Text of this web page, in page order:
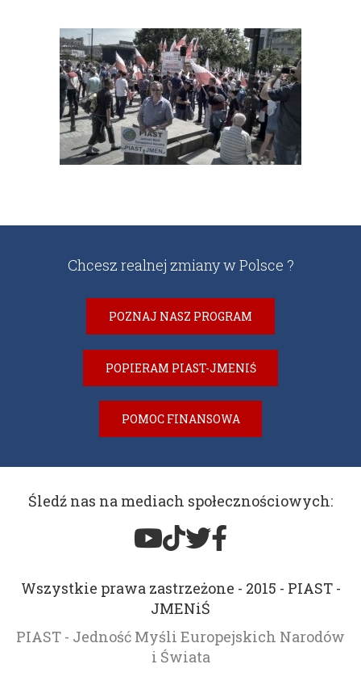
Chcesz realnej zmiany w Polsce ?
POZNAJ NASZ PROGRAM
POPIERAM PIAST-JMENIŚ
POMOC FINANSOWA
Śledź nas na mediach społecznościowych:
Wszystkie prawa zastrzeżone - 2015 - PIAST -
JMENiŚ
PIAST - Jedność Myśli Europejskich Narodów
i Świata